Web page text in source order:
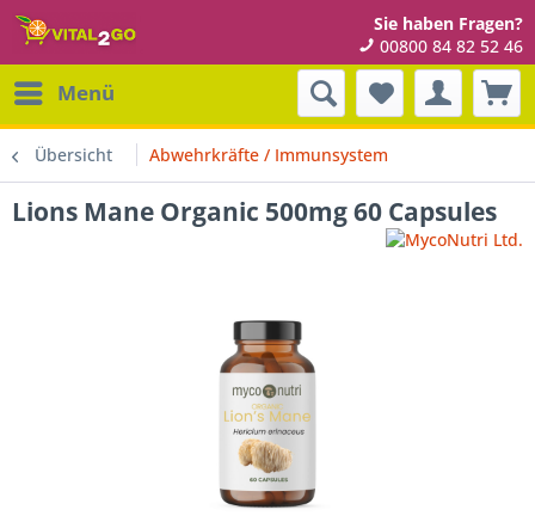
Sie haben Fragen?
00800 84 82 52 46
Menü
Übersicht Abwehrkräfte / Immunsystem
Lions Mane Organic 500mg 60 Capsules